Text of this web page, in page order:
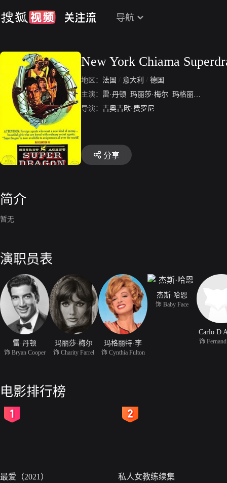
导航
New York Chiama
地区： 法国 / 意大利 / 德国
主演： 雷·丹顿 玛丽莎·梅尔 玛格丽特·李
导演： 吉奥吉欧·费罗尼
分享
简介
暂无
演职员表
雷·丹顿
饰 Bryan Cooper
玛丽莎·梅尔
饰 Charity Farrel
玛格丽特·李
饰 Cynthia Fulton
杰斯·哈恩
饰 Baby Face
Carlo D
饰
电影排行榜
最爱（2021） 私人女教练续集